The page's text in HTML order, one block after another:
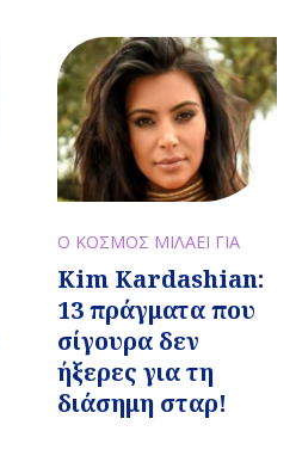
Ο ΚΟΣΜΟΣ ΜΙΛΑΕΙ ΓΙΑ
Kim Kardashian:
13 πράγματα που
σίγουρα δεν
ήξερες για τη
διάσημη σταρ!